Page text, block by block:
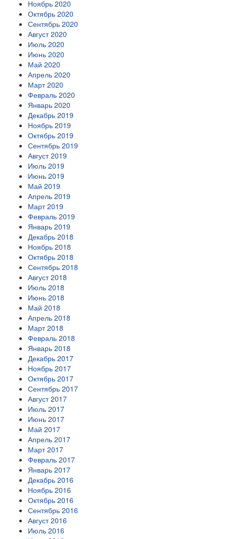
Ноябрь 2020
Октябрь 2020
Сентябрь 2020
Август 2020
Июль 2020
Июнь 2020
Май 2020
Апрель 2020
Март 2020
Февраль 2020
Январь 2020
Декабрь 2019
Ноябрь 2019
Октябрь 2019
Сентябрь 2019
Август 2019
Июль 2019
Июнь 2019
Май 2019
Апрель 2019
Март 2019
Февраль 2019
Январь 2019
Декабрь 2018
Ноябрь 2018
Октябрь 2018
Сентябрь 2018
Август 2018
Июль 2018
Июнь 2018
Май 2018
Апрель 2018
Март 2018
Февраль 2018
Январь 2018
Декабрь 2017
Ноябрь 2017
Октябрь 2017
Сентябрь 2017
Август 2017
Июль 2017
Июнь 2017
Май 2017
Апрель 2017
Март 2017
Февраль 2017
Январь 2017
Декабрь 2016
Ноябрь 2016
Октябрь 2016
Сентябрь 2016
Август 2016
Июль 2016